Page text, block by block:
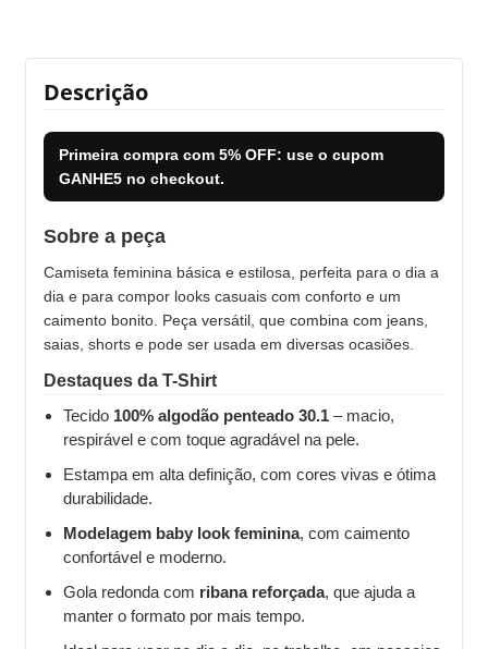
Descrição
Primeira compra com 5% OFF: use o cupom
GANHE5 no checkout.
Sobre a peça
Camiseta feminina básica e estilosa, perfeita para o dia a
dia e para compor looks casuais com conforto e um
caimento bonito. Peça versátil, que combina com jeans,
saias, shorts e pode ser usada em diversas ocasiões.
Destaques da T-Shirt
Tecido 100% algodão penteado 30.1 – macio,
respirável e com toque agradável na pele.
Estampa em alta definição, com cores vivas e ótima
durabilidade.
Modelagem baby look feminina, com caimento
confortável e moderno.
Gola redonda com ribana reforçada, que ajuda a
manter o formato por mais tempo.